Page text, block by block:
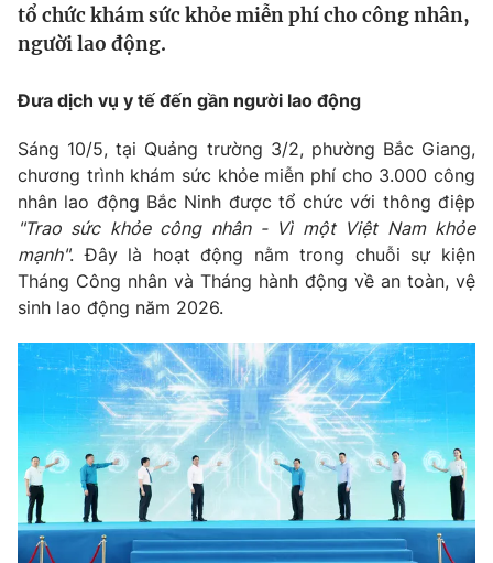
Thế giới
Câu chuyện quốc tế
Kinh tế
Tài chính
Thị trường
Góc doanh nghiệp
Dữ liệu và đời sống
Truyền hình
Phim VTV
Hậu trường
Nhân vật
Giải sao mai
Giải trí
Điện ảnh
Âm nhạc
Sao
Đời sống
Du lịch
Làm đẹp
Chất lượng cuộc sống
Giáo dục
Tuyển sinh
Học trực tuyến
Công nghệ
Hitech Công nghệ tương lai
Giao lưu trực tuyến
tổ chức khám sức khỏe miễn phí cho công nhân,
người lao động.
Đưa dịch vụ y tế đến gần người lao động
Sáng 10/5, tại Quảng trường 3/2, phường Bắc Giang,
chương trình khám sức khỏe miễn phí cho 3.000 công
nhân lao động Bắc Ninh được tổ chức với thông điệp
"Trao sức khỏe công nhân - Vì một Việt Nam khỏe
mạnh". Đây là hoạt động nằm trong chuỗi sự kiện
Tháng Công nhân và Tháng hành động về an toàn, vệ
sinh lao động năm 2026.